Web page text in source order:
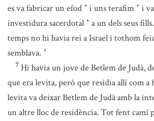
es va fabricar un efod * i uns terafim * i
investidura sacerdotal * a un dels seus fills.
temps no hi havia rei a Israel i tothom
semblava. *
7 Hi havia un jove de Betlem de Judà,
que era levita, però que residia allí com a
levita va deixar Betlem de Judà amb la
un altre lloc de residència. Tot fent camí